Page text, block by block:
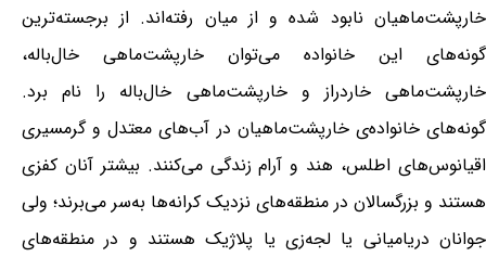
خارپشت‌ماهیان نابود شده و از میان رفته‌اند. از برجسته‌ترین
گونه‌های این خانواده می‌توان خارپشت‌ماهی خال‌باله،
خارپشت‌ماهی خاردراز و خارپشت‌ماهی خال‌باله را نام برد.
گونه‌های خانواده‌ی خارپشت‌ماهیان در آب‌های معتدل و گرمسیری
اقیانوس‌های اطلس، هند و آرام زندگی می‌کنند. بیشتر آنان کفزی
هستند و بزرگسالان در منطقه‌های نزدیک کرانه‌ها به‌سر می‌برند؛ ولی
جوانان دریامیانی یا لجه‌زی یا پلاژیک هستند و در منطقه‌های